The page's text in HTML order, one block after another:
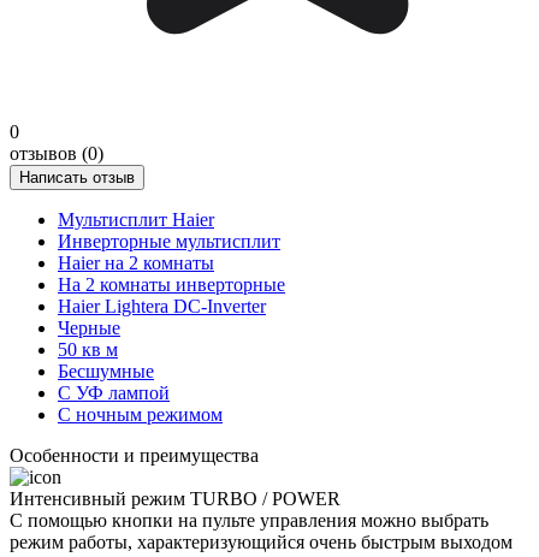
0
отзывов (0)
Написать отзыв
Мультисплит Haier
Инверторные мультисплит
Haier на 2 комнаты
На 2 комнаты инверторные
Haier Lightera DC-Inverter
Черные
50 кв м
Бесшумные
С УФ лампой
С ночным режимом
Особенности и преимущества
Интенсивный режим TURBO / POWER
С помощью кнопки на пульте управления можно выбрать
режим работы, характеризующийся очень быстрым выходом